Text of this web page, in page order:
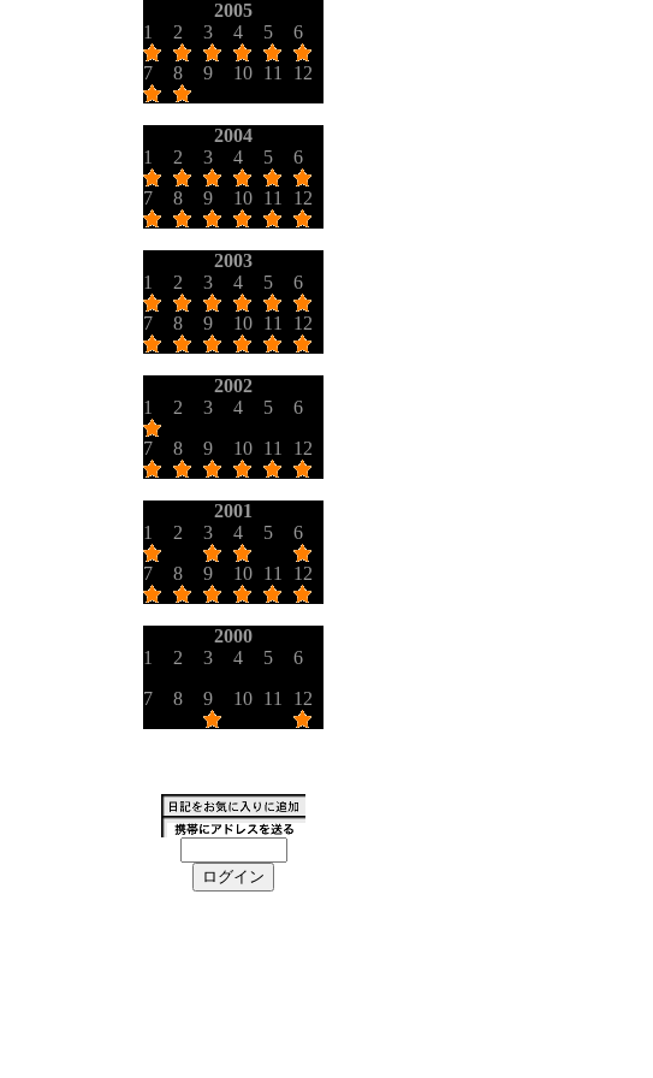
2005
1
2 3 4 5
6
7
8 9 10 11 12
2004
1
2 3 4 5
6
7
8 9 10 11 12
2003
1
2 3 4 5
6
7
8 9 10 11 12
2002
1
2 3 4 5
6
7
8 9 10 11 12
2001
1
2 3 4 5
6
7
8 9 10 11 12
2000
1
2 3 4 5
6
7
8 9 10 11 12